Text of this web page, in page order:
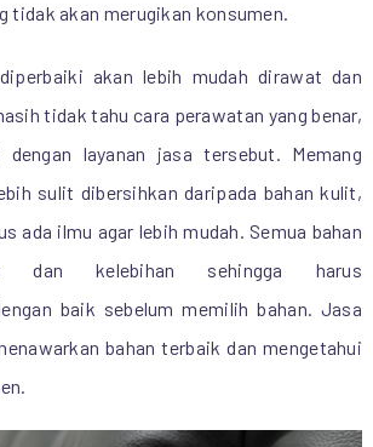
tidak akan merugikan konsumen.
akan lebih mudah dirawat dan
tidak tahu cara perawatan yang benar,
layanan jasa tersebut. Memang
sulit dibersihkan daripada bahan kulit,
ada ilmu agar lebih mudah. Semua bahan
dan kelebihan sehingga harus
baik sebelum memilih bahan. Jasa
bahan terbaik dan mengetahui